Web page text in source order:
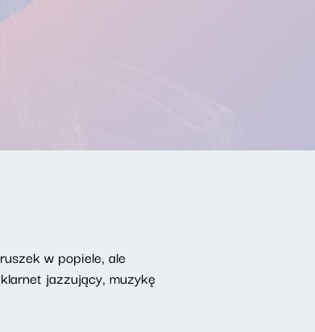
w popiele, ale
jazzujący, muzykę